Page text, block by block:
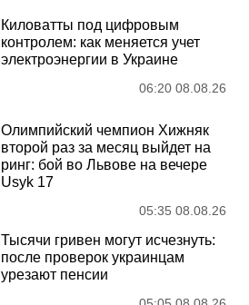
Киловатты под цифровым
контролем: как меняется учет
электроэнергии в Украине
06:20 08.08.26
Олимпийский чемпион Хижняк
второй раз за месяц выйдет на
ринг: бой во Львове на вечере
Usyk 17
05:35 08.08.26
Тысячи гривен могут исчезнуть:
после проверок украинцам
урезают пенсии